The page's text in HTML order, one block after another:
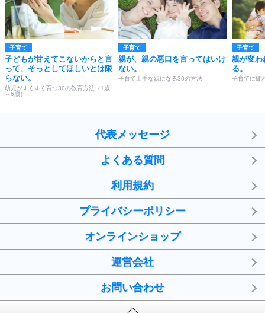
子育て
子どもが甘えてこないからと言
って、そっとしてほしいとは限
らない。
幼児がすくすく育つ30の教育方法（1歳
～6歳）
子育て
親が、親の悪口を言ってはいけ
ない。
子育て上手な親になる30の方法
子育て
親が変わ
る。
子育てに疲
代表メッセージ
よくある質問
利用規約
プライバシーポリシー
オンラインショップ
運営会社
お問い合わせ